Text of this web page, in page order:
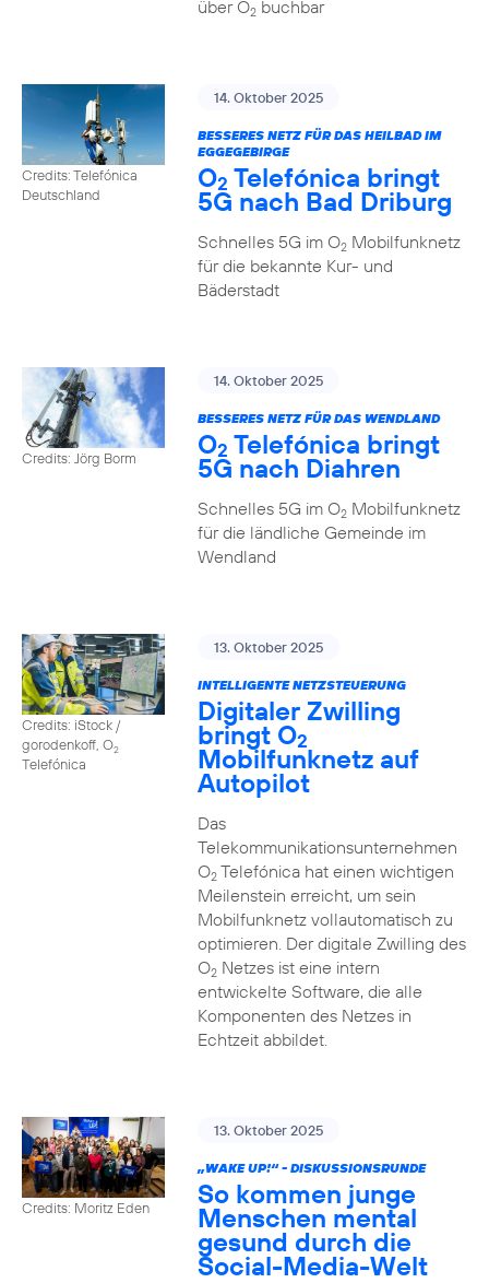
über O2buchbar
Credits: Telefónica
Deutschland
14. Oktober 2025
BESSERES NETZ FÜR DAS HEILBAD IM
EGGEGEBIRGE
O2 Telefónica bringt
5G nach Bad Driburg
Schnelles 5G im O2Mobilfunknetz
für die bekannte Kur- und
Bäderstadt
Credits: Jörg Borm
14. Oktober 2025
BESSERES NETZ FÜR DAS WENDLAND
O2 Telefónica bringt
5G nach Diahren
Schnelles 5G im O2Mobilfunknetz
für die ländliche Gemeinde im
Wendland
Credits: iStock /
gorodenkoff, O2
Telefónica
13. Oktober 2025
INTELLIGENTE NETZSTEUERUNG
Digitaler Zwilling
bringt O2
Mobilfunknetz auf
Autopilot
Das
Telekommunikationsunternehmen
O2Telefónica hat einen wichtigen
Meilenstein erreicht, um sein
Mobilfunknetz vollautomatisch zu
optimieren. Der digitale Zwilling des
O2Netzes ist eine intern
entwickelte Software, die alle
Komponenten des Netzes in
Echtzeit abbildet.
Credits: Moritz Eden
13. Oktober 2025
„WAKE UP!“ - DISKUSSIONSRUNDE
So kommen junge
Menschen mental
gesund durch die
Social-Media-Welt